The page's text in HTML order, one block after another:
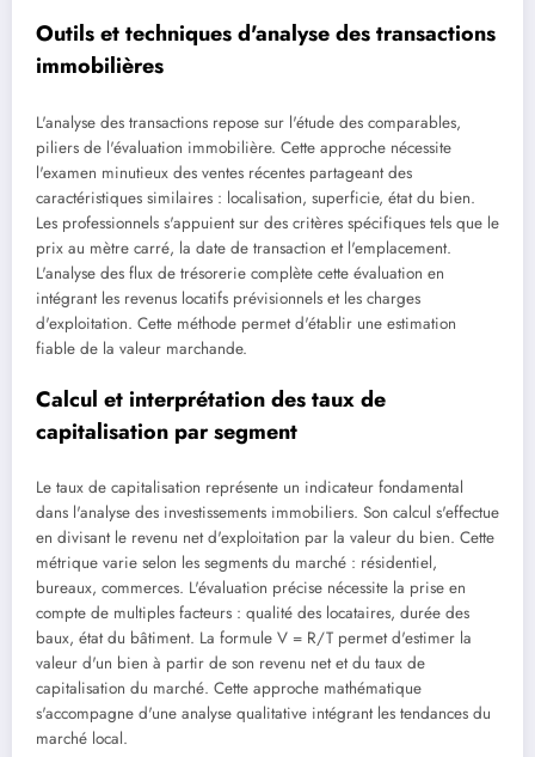
Outils et techniques d'analyse des transactions
immobilières
L'analyse des transactions repose sur l'étude des comparables,
piliers de l'évaluation immobilière. Cette approche nécessite
l'examen minutieux des ventes récentes partageant des
caractéristiques similaires : localisation, superficie, état du bien.
Les professionnels s'appuient sur des critères spécifiques tels que le
prix au mètre carré, la date de transaction et l'emplacement.
L'analyse des flux de trésorerie complète cette évaluation en
intégrant les revenus locatifs prévisionnels et les charges
d'exploitation. Cette méthode permet d'établir une estimation
fiable de la valeur marchande.
Calcul et interprétation des taux de
capitalisation par segment
Le taux de capitalisation représente un indicateur fondamental
dans l'analyse des investissements immobiliers. Son calcul s'effectue
en divisant le revenu net d'exploitation par la valeur du bien. Cette
métrique varie selon les segments du marché : résidentiel,
bureaux, commerces. L'évaluation précise nécessite la prise en
compte de multiples facteurs : qualité des locataires, durée des
baux, état du bâtiment. La formule V = R/T permet d'estimer la
valeur d'un bien à partir de son revenu net et du taux de
capitalisation du marché. Cette approche mathématique
s'accompagne d'une analyse qualitative intégrant les tendances du
marché local.